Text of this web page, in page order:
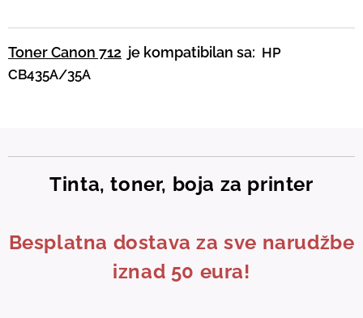
Toner Canon 712 je kompatibilan sa: HP
CB435A/35A
Tinta, toner, boja za printer
Besplatna dostava za sve narudžbe
iznad 50 eura!